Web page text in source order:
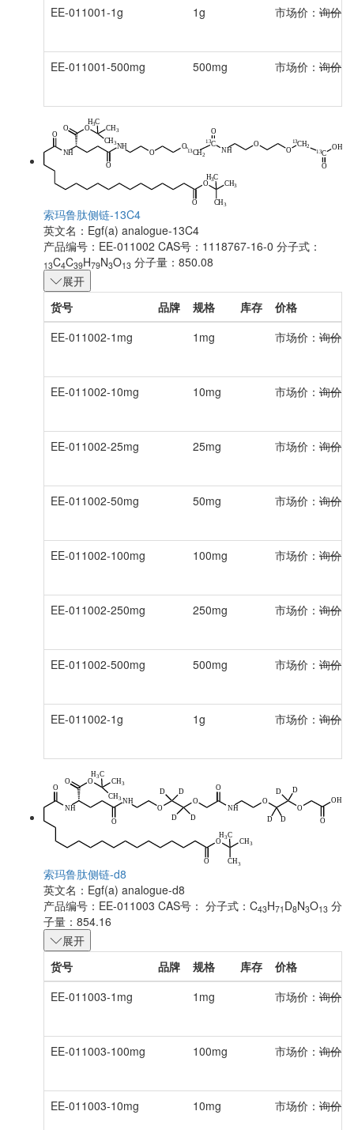
EE-011001-1g 1g 市场价： 询价
EE-011001-500mg 500mg 市场价： 询价
索玛鲁肽侧链-13C4
英文名： Egf(a) analogue-13C4
产品编号：EE-011002 CAS号：1118767-16-0 分子式：
13C4C39H79N3O13 分子量：850.08
展开
货号
品牌 规格 库存
价格
EE-011002-1mg
1mg 市场价： 询价
EE-011002-10mg 10mg 市场价： 询价
EE-011002-25mg 25mg 市场价： 询价
EE-011002-50mg 50mg 市场价： 询价
EE-011002-100mg 100mg 市场价： 询价
EE-011002-250mg 250mg 市场价： 询价
EE-011002-500mg 500mg 市场价： 询价
EE-011002-1g 1g 市场价： 询价
索玛鲁肽侧链-d8
英文名： Egf(a) analogue-d8
产品编号：EE-011003 CAS号： 分子式：C43H71 D8N3O13 分
子量：854.16
展开
货号
品牌 规格 库存
价格
EE-011003-1mg
1mg 市场价： 询价
EE-011003-100mg 100mg 市场价： 询价
EE-011003-10mg 10mg 市场价： 询价